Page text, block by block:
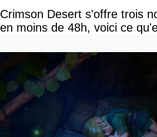
Crimson Desert s'offre trois
en moins de 48h, voici ce